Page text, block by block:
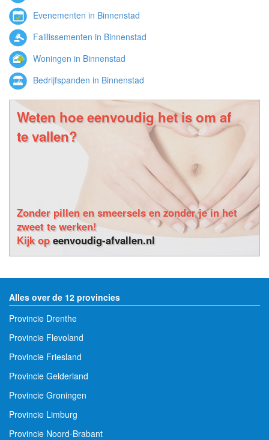
Evenementen in Binnenstad
Faillissementen in Binnenstad
Woningen in Binnenstad
Bedrijfspanden in Binnenstad
Weten hoe eenvoudig het is om af
te vallen?
Zonder pillen en smeersels en zonder je in het
zweet te werken!
Kijk opeenvoudig-afvallen.nl
Alles over de 12 provincies
Provincie Drenthe
Provincie Flevoland
Provincie Friesland
Provincie Gelderland
Provincie Groningen
Provincie Limburg
Provincie Noord-Brabant